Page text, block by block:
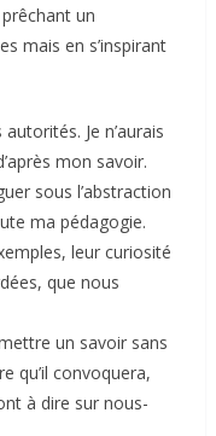
un
mais en s’inspirant
Je n’aurais
mon savoir.
sous l’abstraction
ma pédagogie.
leur curiosité
que nous
un savoir sans
qu’il convoquera,
à dire sur nous-